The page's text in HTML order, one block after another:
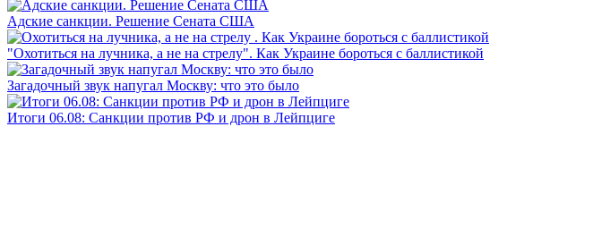
Адские санкции. Решение Сената США
"Охотиться на лучника, а не на стрелу". Как Украине бороться с баллистикой
Загадочный звук напугал Москву: что это было
Итоги 06.08: Санкции против РФ и дрон в Лейпциге